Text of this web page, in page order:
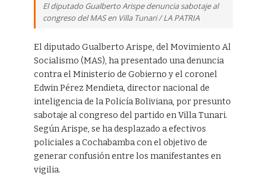
El diputado Gualberto Arispe denuncia sabotaje al
congreso del MAS en Villa Tunari / LA PATRIA
El diputado Gualberto Arispe, del Movimiento Al
Socialismo (MAS), ha presentado una denuncia
contra el Ministerio de Gobierno y el coronel
Edwin Pérez Mendieta, director nacional de
inteligencia de la Policía Boliviana, por presunto
sabotaje al congreso del partido en Villa Tunari.
Según Arispe, se ha desplazado a efectivos
policiales a Cochabamba con el objetivo de
generar confusión entre los manifestantes en
vigilia.